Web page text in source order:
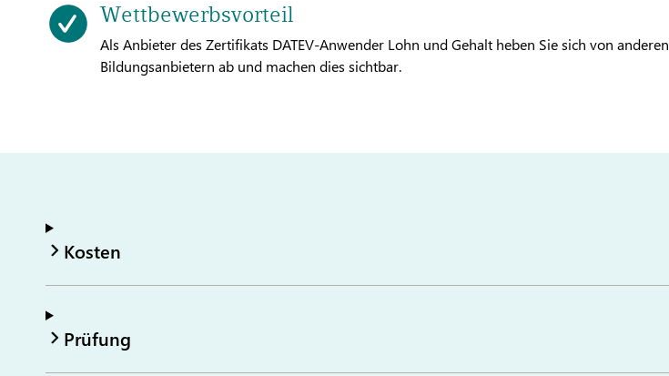
Wettbewerbsvorteil
Als Anbieter des Zertifikats DATEV-Anwender Lohn und Gehalt heben Sie sich von anderen
Bildungsanbietern ab und machen dies sichtbar.
Kosten
Prüfung